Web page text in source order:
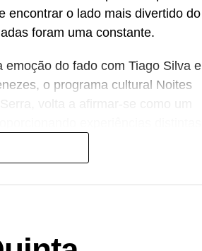
encontrar o lado mais divertido do
foram uma constante.
do fado com Tiago Silva e
o programa cultural Noites
a desfrutar das noites de verão